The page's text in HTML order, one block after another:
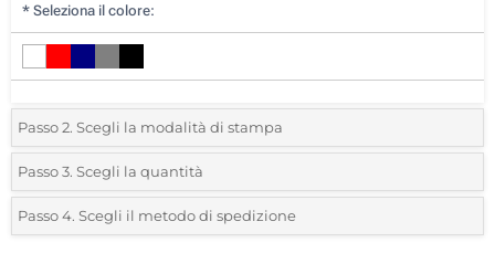
* Seleziona il colore:
Passo 2. Scegli la modalità di stampa
*Seleziona la posizione di stampa e il colore del vostro logo:
1 Colore (Parte superiore)
Passo 3. Scegli la quantità
*Quantità desiderata:
Passo 4. Scegli il metodo di spedizione